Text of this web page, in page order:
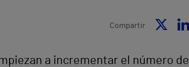
Compartir
a incrementar el número de